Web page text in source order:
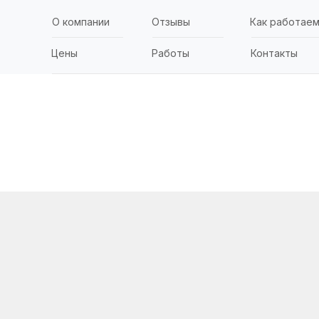
О компании Отзывы Как работаем
Работы Контакты
Цены